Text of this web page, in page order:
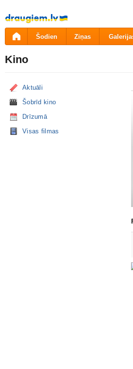
Pāriet
uz
saturu
Šodien Ziņas
Kino
Aktuāli
Šobrīd kino
Drīzumā
Visas filmas